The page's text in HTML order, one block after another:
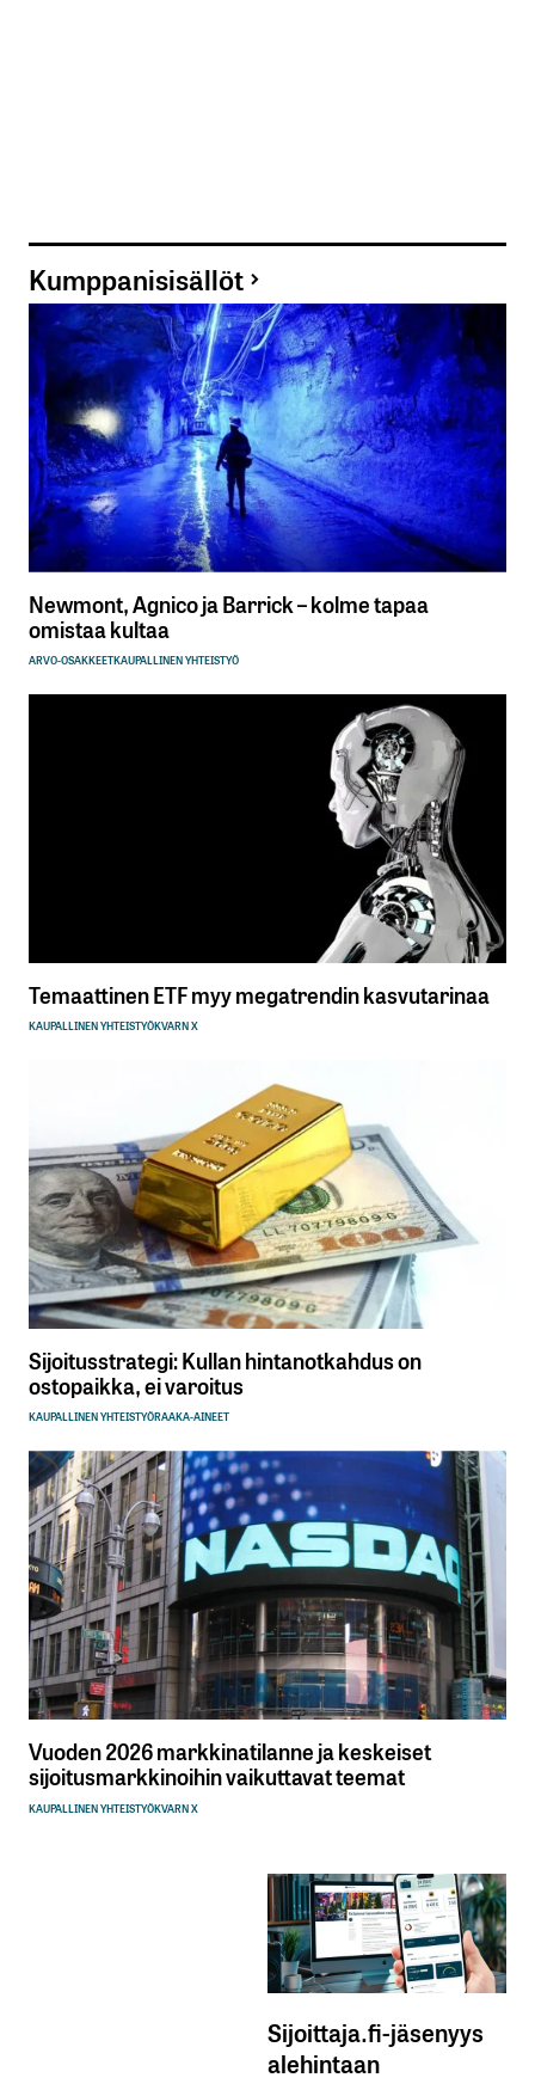
Kumppanisisällöt
Newmont, Agnico ja Barrick – kolme tapaa
omistaa kultaa
ARVO-OSAKKEETKAUPALLINEN YHTEISTYÖ
Temaattinen ETF myy megatrendin kasvutarinaa
KAUPALLINEN YHTEISTYÖKVARN X
Sijoitusstrategi: Kullan hintanotkahdus on
ostopaikka, ei varoitus
KAUPALLINEN YHTEISTYÖRAAKA-AINEET
Vuoden 2026 markkinatilanne ja keskeiset
sijoitusmarkkinoihin vaikuttavat teemat
KAUPALLINEN YHTEISTYÖKVARN X
Sijoittaja.fi-jäsenyys
alehintaan